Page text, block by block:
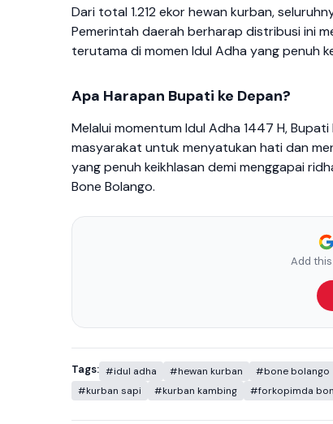
Dari total 1.212 ekor hewan kurban,
Pemerintah daerah berharap distribusi ini
terutama di momen Idul Adha yang penuh
Apa Harapan Bupati ke Depan?
Melalui momentum Idul Adha 1447 H,
masyarakat untuk menyatukan hati dan
yang penuh keikhlasan demi menggapai
Bone Bolango.
Add
Tags: #idul adha #hewan kurban #bone bolango
#kurban sapi
#kurban kambing #forkopimda